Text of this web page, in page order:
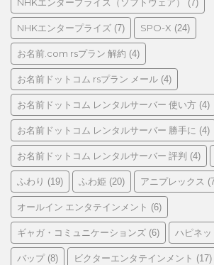
(7)
NHKエンタープライズ (7) SPO-X (24)
お名前.com rsプラン 解約 (4)
お名前ドットコム rsプラン メール (4)
お名前ドットコム レンタルサーバー 使い方 (4)
お名前ドットコム レンタルサーバー 勝手に (4)
お名前ドットコム レンタルサーバー 評判 (4)
ふわり (19) ふわ姫 (20) アニプレックス
オールイン エンタテインメント (6)
ギャガ・コミュニケーションズ (6) ハピネ
バップ(8) ビクターエンタテインメント (17)